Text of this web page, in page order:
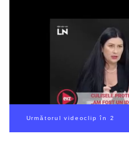
Următorul videoclip în 1